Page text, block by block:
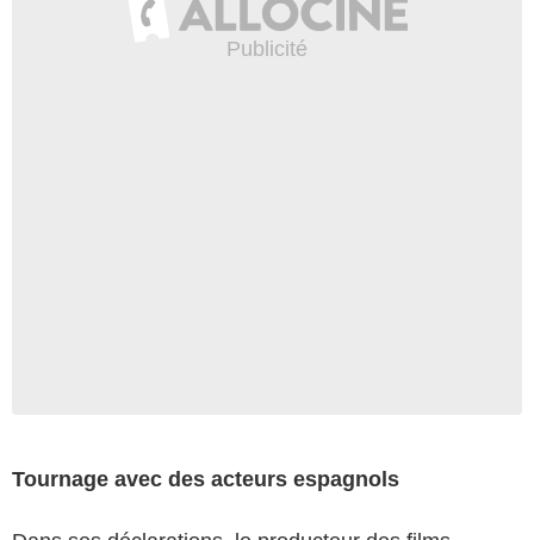
Tournage avec des acteurs espagnols